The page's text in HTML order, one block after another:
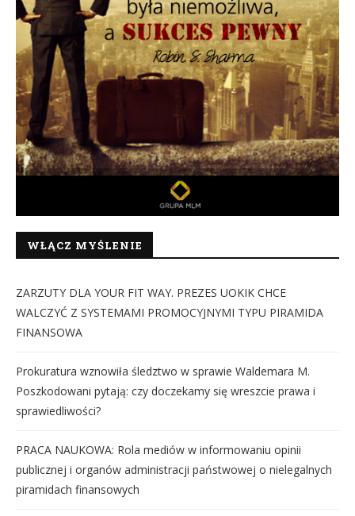
WŁĄCZ MYŚLENIE
ZARZUTY DLA YOUR FIT WAY. PREZES UOKIK CHCE
WALCZYĆ Z SYSTEMAMI PROMOCYJNYMI TYPU PIRAMIDA
FINANSOWA
Prokuratura wznowiła śledztwo w sprawie Waldemara M.
Poszkodowani pytają: czy doczekamy się wreszcie prawa i
sprawiedliwości?
PRACA NAUKOWA: Rola mediów w informowaniu opinii
publicznej i organów administracji państwowej o nielegalnych
piramidach finansowych